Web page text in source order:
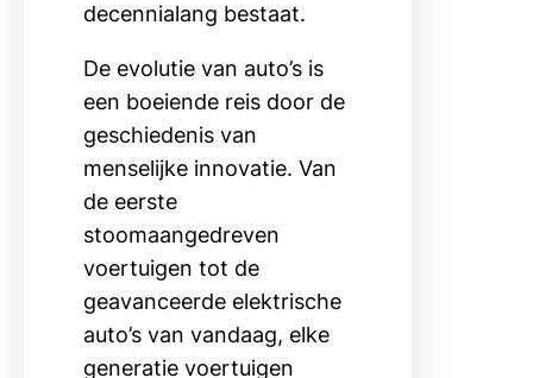
decennialang bestaat.
De evolutie van auto’s is
een boeiende reis door de
geschiedenis van
menselijke innovatie. Van
de eerste
stoomaangedreven
voertuigen tot de
geavanceerde elektrische
auto’s van vandaag, elke
generatie voertuigen